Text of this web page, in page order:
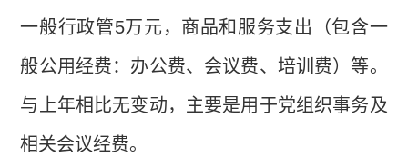
一般行政管5万元，商品和服务支出（包含一
般公用经费：办公费、会议费、培训费）等。
与上年相比无变动，主要是用于党组织事务及
相关会议经费。